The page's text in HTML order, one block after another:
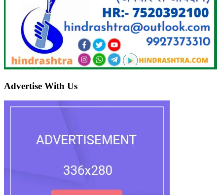
Advertise With Us